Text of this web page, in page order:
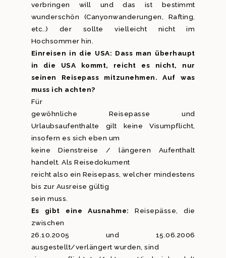
verbringen will und das ist bestimmt
wunderschön (Canyonwanderungen, Rafting,
etc..) der sollte vielleicht nicht im
Hochsommer hin.
Einreisen in die USA: Dass man überhaupt
in die USA kommt, reicht es nicht, nur
seinen Reisepass mitzunehmen. Auf was
muss ich achten?
Für
gewöhnliche Reisepasse und
Urlaubsaufenthalte gilt keine Visumpflicht,
insofern es sich eben um
keine Dienstreise / längeren Aufenthalt
handelt. Als Reisedokument
reicht also ein Reisepass, welcher mindestens
bis zur Ausreise gültig
sein muss.
Es gibt eine Ausnahme:
Reisepässe, die
zwischen
26.10.2005 und 15.06.2006
ausgestellt/verlängert wurden, sind